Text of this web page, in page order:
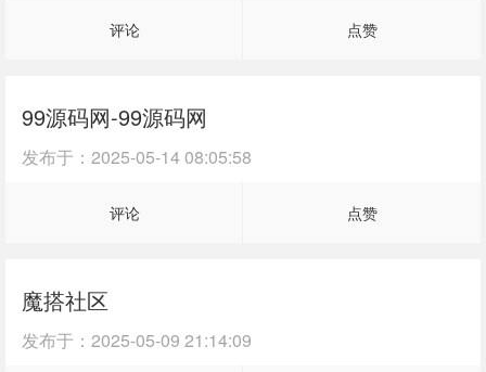
评论 点赞
99源码网-99源码网
发布于： 2025-05-14 08:05:58
评论 点赞
魔搭社区
发布于： 2025-05-09 21:14:09